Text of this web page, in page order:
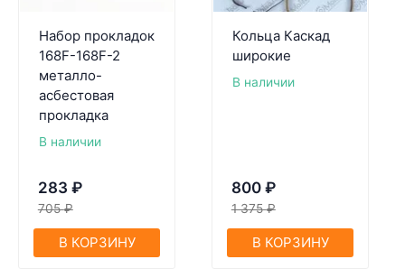
Набор прокладок
168F-168F-2
металло-
асбестовая
прокладка
В наличии
283 ₽
705 ₽
В КОРЗИНУ
Кольца Каскад
широкие
В наличии
800 ₽
1 375 ₽
В КОРЗИНУ